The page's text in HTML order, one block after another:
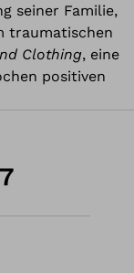
seiner Familie,
traumatischen
Clothing, eine
positiven